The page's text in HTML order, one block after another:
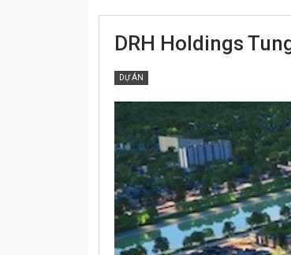
DRH Holdings
DỰ ÁN